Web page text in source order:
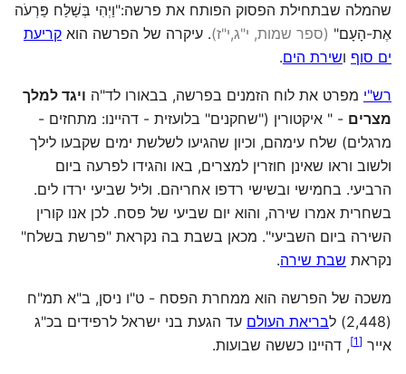
שהמלה שבתחילת הפסוק הפותח את פרשה:"וַיְהִי בְּשַׁלַּח פַּרְעֹה
אֶת-הָעָם" (ספר שמות, י"ג,י"ז). עיקרה של הפרשה הוא קריעת
ים סוף ושירת הים.
רש"י מפרט את לוח הזמנים בפרשה, בבאורו לד"ה ויגד למלך
מצרים - " איקטורין ("שחקנים" בלועזית - דהיינו: מתחזים -
מרגלים) שלח עימהם, וכיון שהגיעו לשלשת ימים שקבעו לילך
ולשוב וראו שאינן חוזרין למצרים, באו והגידו לפרעה ביום
הרביעי. בחמישי ובשישי רדפו אחריהם. וליל שביעי ירדו לים.
בשחרית אמרו שירה, והוא יום שביעי של פסח. לכן אנו קורין
השירה ביום השביעי". מכאן בשבת בה נקראת "פרשת בשלח"
נקראת שבת שירה.
משכה של הפרשה הוא ממחרת הפסח - ט"ו ניסן, ב"א תמ"ח
(2,448) ל
בריאת העולם עד הגעת בני ישראל לרפידים בכ"ג
אייר [
1
], דהיינו כששה שבועות.